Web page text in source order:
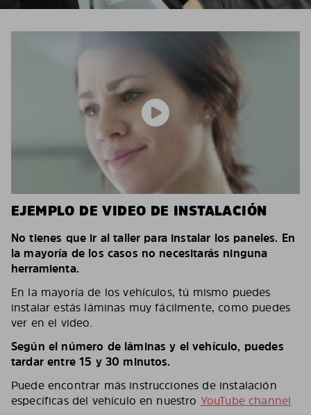
EJEMPLO DE VIDEO DE INSTALACIÓN
No tienes que ir al taller para instalar los paneles. En
la mayoría de los casos no necesitarás ninguna
herramienta.
En la mayoría de los vehículos, tú mismo puedes
instalar estás láminas muy fácilmente, como puedes
ver en el video.
Según el número de láminas y el vehículo, puedes
tardar entre 15 y 30 minutos.
Puede encontrar más instrucciones de instalación
específicas del vehículo en nuestro YouTube channel